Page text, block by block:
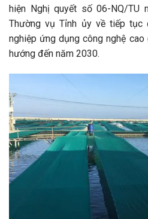
hiện Nghị quyết số 06-NQ/TU
Thường vụ Tỉnh ủy về tiếp tục
nghiệp ứng dụng công nghệ
hướng đến năm 2030.